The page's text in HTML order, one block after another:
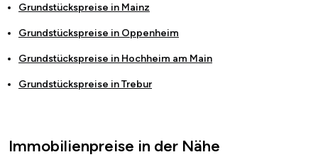
Grundstückspreise in Mainz
Grundstückspreise in Oppenheim
Grundstückspreise in Hochheim am Main
Grundstückspreise inTrebur
Immobilienpreise in der Nähe